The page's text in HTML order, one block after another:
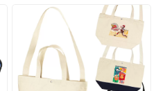
作については「オリジナル
アクリルクリップ 」ページ
で詳しくご紹介していま
す。
グッズ、アーティストグッ
ズ、店舗ディスプレイ、ノ
ベルティ、記念品など幅広
い用途で活躍します。資材
も取り揃えておりますの
で、お客様にはデザインを
アクリルカラビナは、厚さ
5mmの丈夫で高品質なアク
リル素材を採用。デザイン
を入れるだけの定型タイプ
と、形状から自由に制作で
きるダイカットタイプから